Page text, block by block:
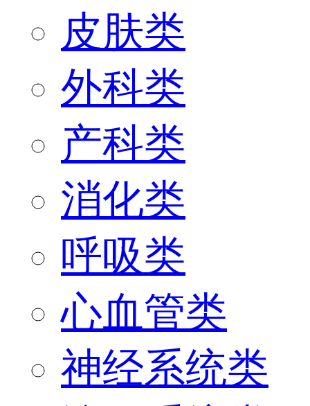
皮肤类
外科类
产科类
消化类
呼吸类
心血管类
神经系统类